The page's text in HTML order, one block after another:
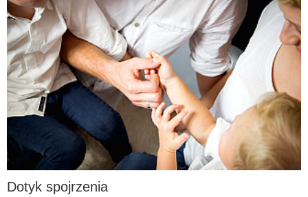
Dotyk spojrzenia